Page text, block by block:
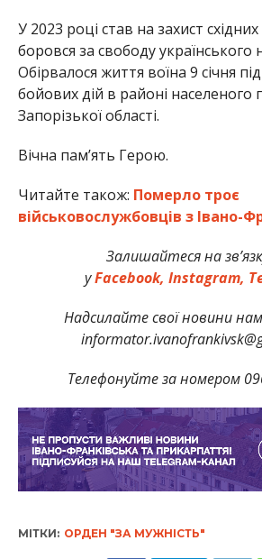
У 2023 році став на захист
боровся за свободу українського
Обірвалося життя воїна 9 січня
бойових дій в районі населеного
Запорізької області.
Вічна пам’ять Герою.
Читайте також: Померло троє
військовослужбовців з Івано-
Залишайтеся на
уFacebook, Instagram,
Надсилайте свої новини
Телефонуйте за номером
МІТКИ: ОРДЕН "ЗА МУЖНІСТЬ"